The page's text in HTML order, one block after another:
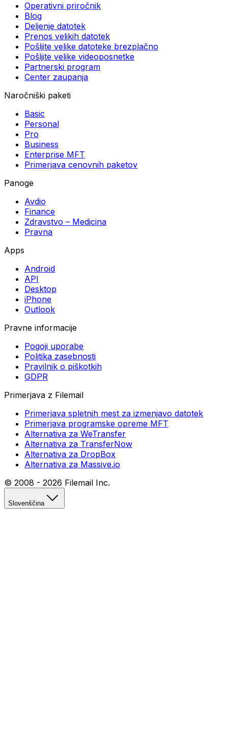
Operativni priročnik
Blog
Deljenje datotek
Prenos velikih datotek
Pošljite velike datoteke brezplačno
Pošljite velike videoposnetke
Partnerski program
Center zaupanja
Naročniški paketi
Basic
Personal
Pro
Business
Enterprise MFT
Primerjava cenovnih paketov
Panoge
Avdio
Finance
Zdravstvo – Medicina
Pravna
Apps
Android
API
Desktop
iPhone
Outlook
Pravne informacije
Pogoji uporabe
Politika zasebnosti
Pravilnik o piškotkih
GDPR
Primerjava z Filemail
Primerjava spletnih mest za izmenjavo datotek
Primerjava programske opreme MFT
Alternativa za WeTransfer
Alternativa za TransferNow
Alternativa za DropBox
Alternativa za Massive.io
© 2008 - 2026 Filemail Inc.
Slovenščina